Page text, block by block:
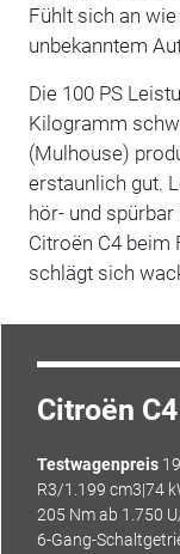
Fühlt sich an
unbekanntem
Die 100 PS
Kilogramm
(Mulhouse)
erstaunlich gut.
hör- und
Citroën C4 beim
schlägt sich
Citroën
Testwagenpreis
R3/1.199 cm3|74
205 Nm ab 1.750
6-Gang-